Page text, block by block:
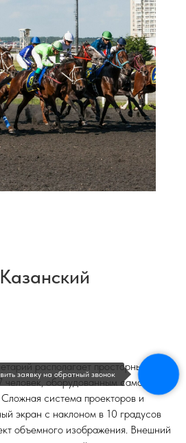
располагает просторным
оборудованным самой
система проекторов и
экран с наклоном в 10 градусов
объемного изображения. Внешний
заявку на обратный звонок